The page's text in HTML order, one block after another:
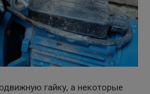
гайку, а некоторые